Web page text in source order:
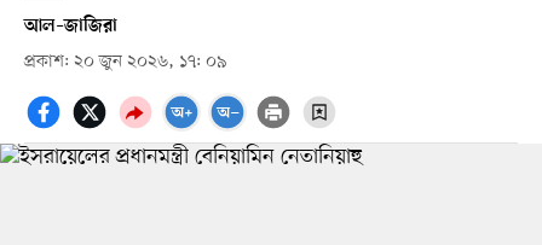
আল–জাজিরা
প্রকাশ: ২০ জুন ২০২৬, ১৭: ০৯